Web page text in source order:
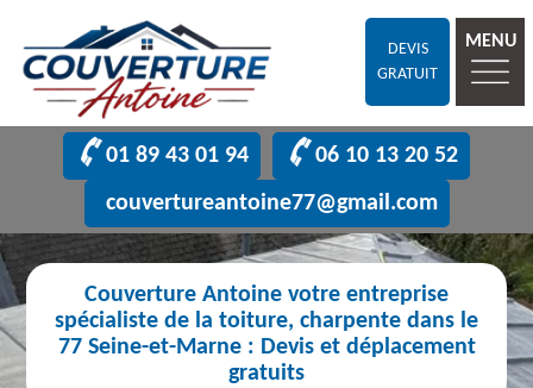
DEVIS
GRATUIT
MENU
01 89 43 01 94
06 10 13 20 52
couvertureantoine77@gmail.com
Couverture Antoine votre entreprise
spécialiste de la toiture, charpente dans le
77 Seine-et-Marne : Devis et déplacement
gratuits